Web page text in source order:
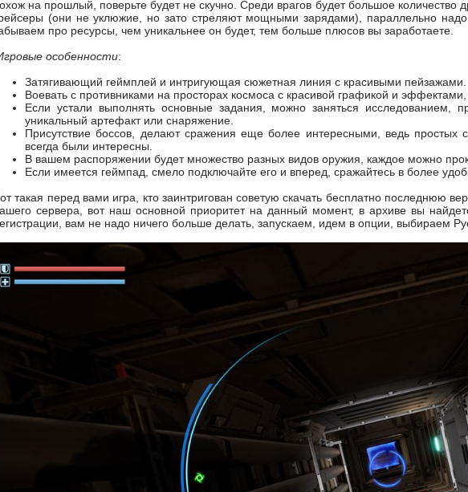
на прошлый, поверьте будет не скучно. Среди врагов будет большое количество
(они не уклюжие, но зато стреляют мощными зарядами), параллельно
про ресурсы, чем уникальнее он будет, тем больше плюсов вы заработаете.
особенности:
Затягивающий геймплей и интригующая сюжетная линия с красивыми пейзажами.
Воевать с противниками на просторах космоса с красивой графикой и эффектами,
Если устали выполнять основные задания, можно заняться исследованием,
уникальный артефакт или снаряжение.
Присутствие боссов, делают сражения еще более интересными, ведь простых
всегда были интересны.
В вашем распоряжении будет множество разных видов оружия, каждое можно
Если имеется геймпад, смело подключайте его и вперед, сражайтесь в более
такая перед вами игра, кто заинтригован советую скачать бесплатно последнюю
сервера, вот наш основной приоритет на данный момент, в архиве вы
вам не надо ничего больше делать, запускаем, идем в опции, выбираем